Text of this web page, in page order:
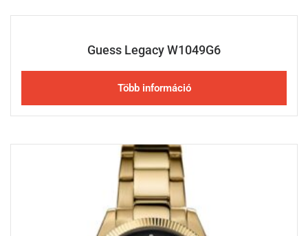
Guess Legacy W1049G6
Több információ